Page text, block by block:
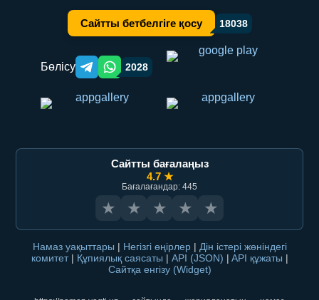
Сайтты бетбелгіге қосу 18038
Бөлісу Telegram orqali ulashish
WhatsApp orqali ulashish
2028
Сайтты бағалаңыз
4.7 ★
Бағалағандар: 445
★ ★ ★ ★ ★
Намаз уақыттары | Негізгі өңірлер | Дін істері жөніндегі
комитет | Құпиялық саясаты | API (JSON) | API құжаты |
Сайтқа енгізу (Widget)